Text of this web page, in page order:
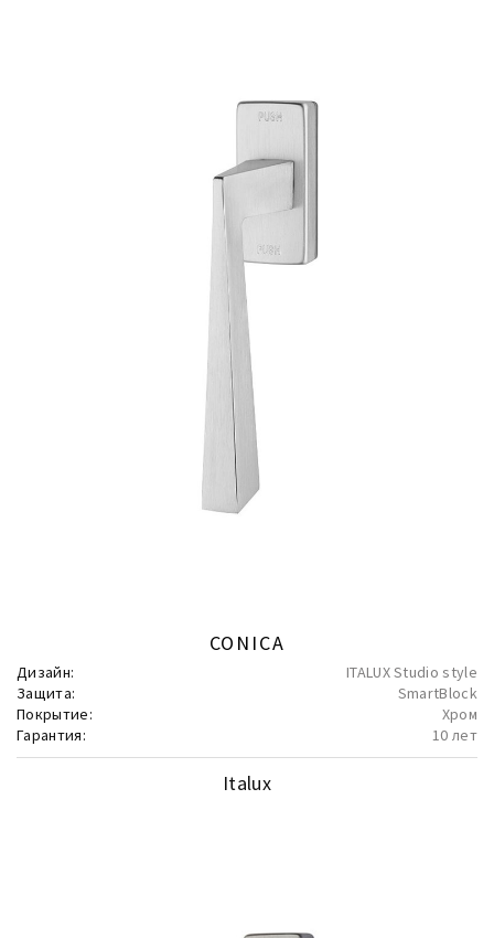
CONICA
Дизайн:
ITALUX Studio style
Защита:
SmartBlock
Покрытие:
Хром
Гарантия:
10 лет
Italux